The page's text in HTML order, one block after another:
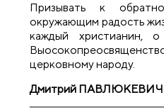
Призывать к
окружающим радость
каждый христианин,
церковному народу.
Дмитрий ПАВЛЮКЕВИЧ